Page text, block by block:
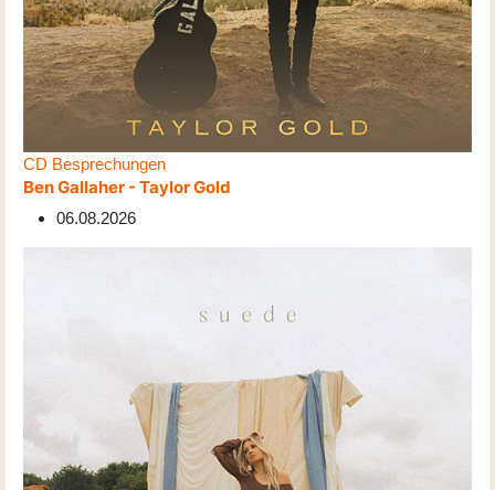
CD Besprechungen
Ben Gallaher - Taylor Gold
06.08.2026